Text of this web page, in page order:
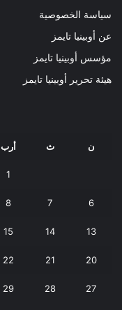
سياسة الخصوصية
عن أوبينيا تايمز
مؤسس أوبينيا تايمز
هيئة تحرير أوبينيا تايمز
ن ث أرب
1
6
7
8
13
14
15
20
21
22
27
28
29